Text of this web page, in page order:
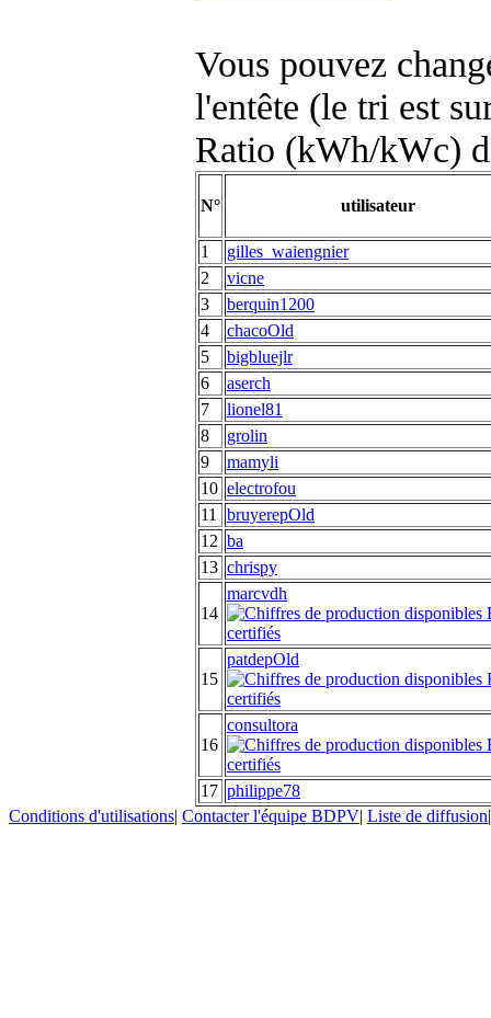
Vous pouvez
l'entête (le tri est
Ratio (kWh/kWc)
N° utilisateur
1
gilles_waiengnier
2
vicne
3
berquin1200
4
chacoOld
5
bigbluejlr
6
aserch
7
lionel81
8
grolin
9
mamyli
10 electrofou
11
bruyerepOld
12 ba
13 chrispy
14
marcvdh
15
patdepOld
16
consultora
17 philippe78
Conditions d'utilisations| Contacter l'équipe BDPV| Liste de diffusion